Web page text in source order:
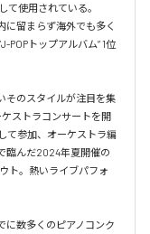
て使用されている。
に留まらず海外でも多く
POPトップアルバム” 1位
そのスタイルが注目を集
ストラコンサートを開
て参加、オーケストラ編
臨んだ2024年夏開催の
ト。熱いライブパフォ
に数多くのピアノコンク